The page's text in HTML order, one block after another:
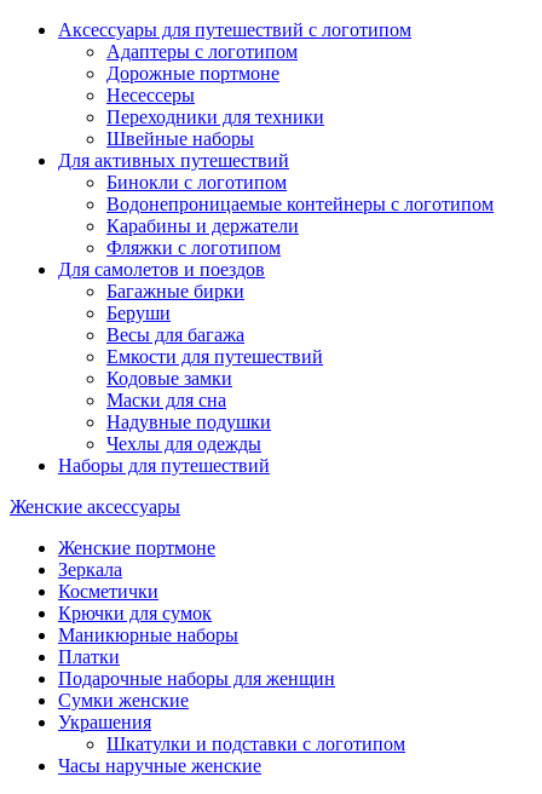
Аксессуары для путешествий с логотипом
Адаптеры с логотипом
Дорожные портмоне
Несессеры
Переходники для техники
Швейные наборы
Для активных путешествий
Бинокли с логотипом
Водонепроницаемые контейнеры с логотипом
Карабины и держатели
Фляжки с логотипом
Для самолетов и поездов
Багажные бирки
Беруши
Весы для багажа
Емкости для путешествий
Кодовые замки
Маски для сна
Надувные подушки
Чехлы для одежды
Наборы для путешествий
Женские аксессуары
Женские портмоне
Зеркала
Косметички
Крючки для сумок
Маникюрные наборы
Платки
Подарочные наборы для женщин
Сумки женские
Украшения
Шкатулки и подставки с логотипом
Часы наручные женские